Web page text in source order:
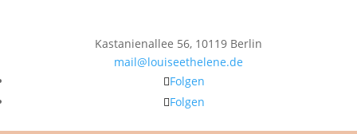
Kastanienallee 56, 10119 Berlin
mail@louiseethelene.de
Folgen
Folgen